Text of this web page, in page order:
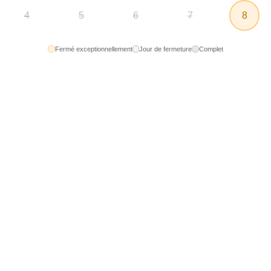
4 5 6 7 8
Fermé exceptionnellement Jour de fermeture Complet